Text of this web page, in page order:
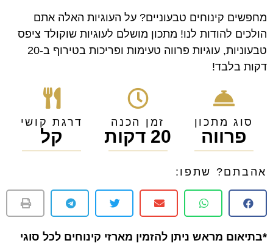
מחפשים קינוחים טבעוניים? על העוגיות האלה אתם
הולכים להודות לנו! מתכון מושלם לעוגיות שוקולד ציפס
טבעוניות, עוגיות פרווה טעימות ופריכות בטירוף ב-20
דקות בלבד!
סוג מתכון
פרווה
זמן הכנה
20 דקות
דרגת קושי
קל
אהבתם? שתפו:
*בתיאום מראש ניתן להזמין מארזי קינוחים לכל סוגי